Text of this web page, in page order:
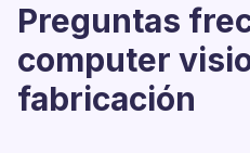
Preguntas
computer
fabricación